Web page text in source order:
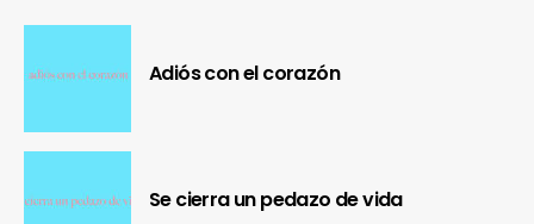
Adiós con el corazón
Se cierra un pedazo de vida